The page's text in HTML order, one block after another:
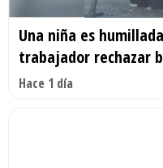
Una niña es
trabajador rechazar
Hace 1 día